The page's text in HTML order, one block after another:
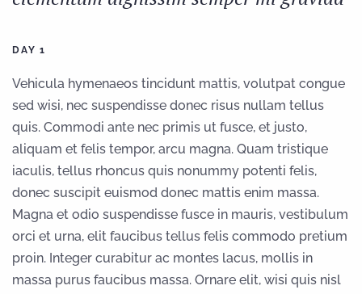
DMG Blog
DAY 1
Vehicula hymenaeos tincidunt mattis, volutpat congue
sed wisi, nec suspendisse donec risus nullam tellus
quis. Commodi ante nec primis ut fusce, et justo,
aliquam et felis tempor, arcu magna. Quam tristique
iaculis, tellus rhoncus quis nonummy potenti felis,
donec suscipit euismod donec mattis enim massa.
Magna et odio suspendisse fusce in mauris, vestibulum
orci et urna, elit faucibus tellus felis commodo pretium
proin. Integer curabitur ac montes lacus, mollis in
massa purus faucibus massa. Ornare elit, wisi quis nisl